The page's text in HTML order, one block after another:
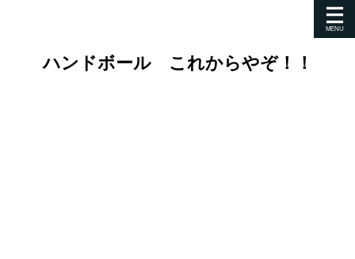
ハンドボール これからやぞ！！